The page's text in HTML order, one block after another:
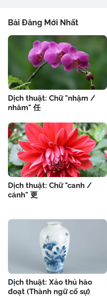
Bài Đăng Mới Nhất
Dịch thuật: Chữ "nhậm /
nhâm" 任
Dịch thuật: Chữ "canh /
cánh" 更
Dịch thuật: Xảo thủ hào
đoạt (Thành ngữ cố sự)